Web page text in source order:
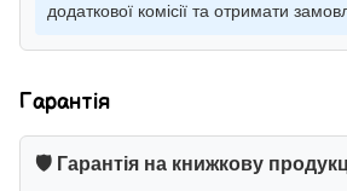
додаткової комісії та отримати
Гарантія
🛡️ Гарантія на книжкову